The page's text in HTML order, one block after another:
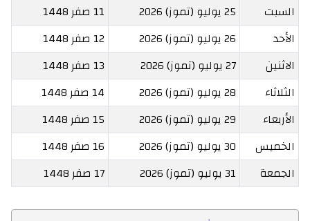
السبت
25 يوليو (تموز) 2026
11 صفر 1448
الأحد
26 يوليو (تموز) 2026
12 صفر 1448
الاثنين
27 يوليو (تموز) 2026
13 صفر 1448
الثلاثاء
28 يوليو (تموز) 2026
14 صفر 1448
الأربعاء
29 يوليو (تموز) 2026
15 صفر 1448
الخميس
30 يوليو (تموز) 2026
16 صفر 1448
الجمعة
31 يوليو (تموز) 2026 17 صفر 1448